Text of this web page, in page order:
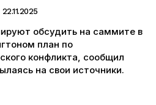
22.11.2025
обсудить на саммите в
план по
конфликта, сообщил
на свои источники.